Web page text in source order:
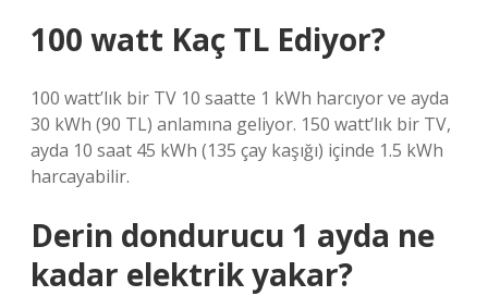
100 watt Kaç TL Ediyor?
100 watt’lık bir TV 10 saatte 1 kWh harcıyor ve ayda
30 kWh (90 TL) anlamına geliyor. 150 watt’lık bir TV,
ayda 10 saat 45 kWh (135 çay kaşığı) içinde 1.5 kWh
harcayabilir.
Derin dondurucu 1 ayda ne
kadar elektrik yakar?